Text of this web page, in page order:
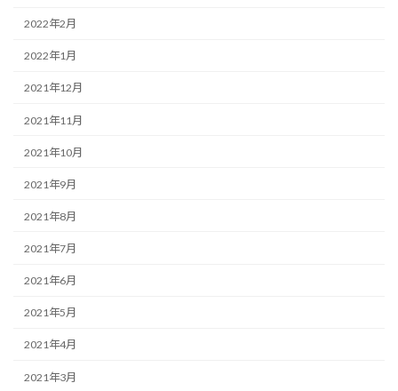
2022年2月
2022年1月
2021年12月
2021年11月
2021年10月
2021年9月
2021年8月
2021年7月
2021年6月
2021年5月
2021年4月
2021年3月